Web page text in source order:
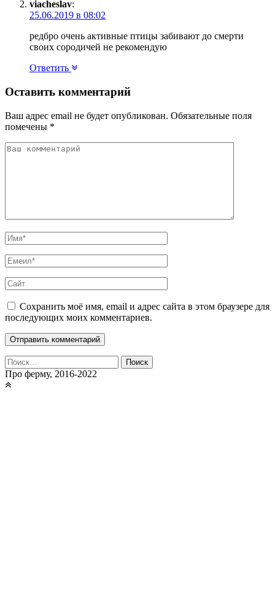
viacheslav:
25.06.2019 в 08:02
редбро очень активные птицы забивают до смерти
своих сородичей не рекомендую
Ответить
Оставить комментарий
Ваш адрес email не будет опубликован. Обязательные поля
помечены *
Сохранить моё имя, email и адрес сайта в этом браузере для
последующих моих комментариев.
Найти:
Про ферму, 2016-2022